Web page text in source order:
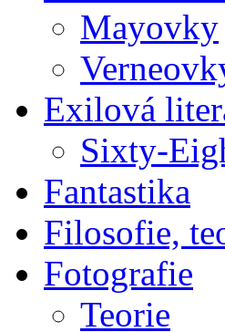
Mayovky
Exilová
Sixty-
Fantastika
Filosofie,
Fotografie
Teorie